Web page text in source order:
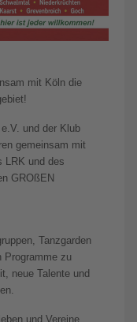
mit Köln die
und der Klub
gemeinsam mit
LRK und des
GROßEN
Tanzgarden
Programme zu
neue Talente und
und Vereine